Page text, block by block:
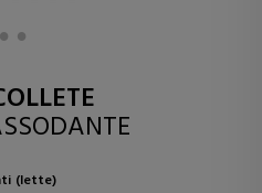
(lette)